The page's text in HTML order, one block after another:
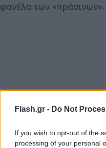
Flash.gr - Do Not
If you wish to opt-out of the
processing of your personal
φανέλα των «πράσινων».